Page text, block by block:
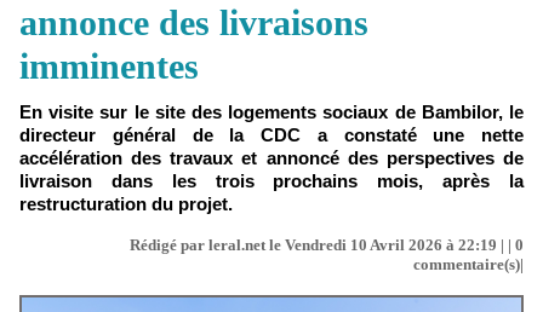
annonce des livraisons
imminentes
En visite sur le site des logements sociaux de Bambilor, le
directeur général de la CDC a constaté une nette
accélération des travaux et annoncé des perspectives de
livraison dans les trois prochains mois, après la
restructuration du projet.
Rédigé par leral.net le Vendredi 10 Avril 2026 à 22:19 | | 0
commentaire(s)|